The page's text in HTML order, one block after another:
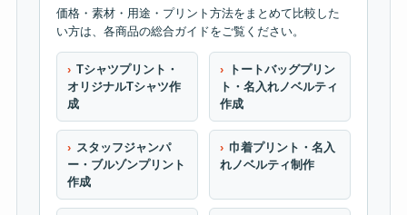
価格・素材・用途・プリント方法をまとめて比較した
い方は、各商品の総合ガイドをご覧ください。
Tシャツプリント・
オリジナルTシャツ作
成
トートバッグプリン
ト・名入れノベルティ
作成
スタッフジャンパ
ー・ブルゾンプリント
作成
巾着プリント・名入
れノベルティ制作